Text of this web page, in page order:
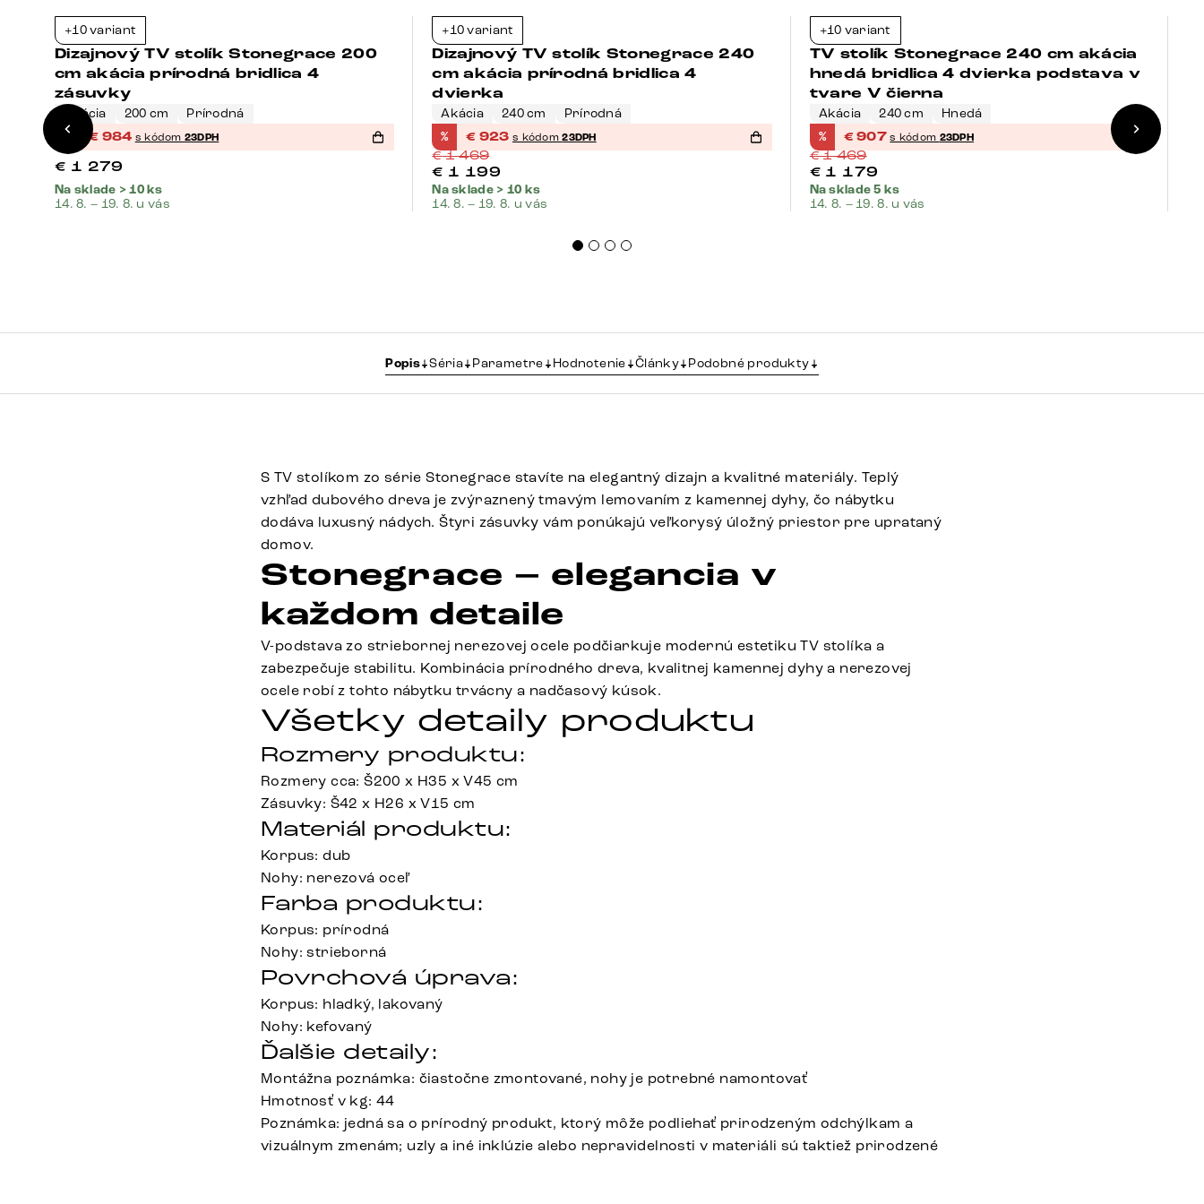
+10 variant
Dizajnový TV stolík Stonegrace 200
cm akácia prírodná bridlica 4
zásuvky
Akácia 200 cm Prírodná
% € 984 s kódom 23DPH
€ 1 279
Na sklade > 10 ks
14. 8. – 19. 8. u vás
+10 variant
Dizajnový TV stolík Stonegrace 240
cm akácia prírodná bridlica 4
dvierka
Akácia 240 cm Prírodná
% € 923 s kódom23DPH
€1 469
€ 1 199
Na sklade > 10 ks
14. 8. – 19. 8. u vás
+10 variant
TV stolík Stonegrace 240 cm akácia
hnedá bridlica 4 dvierka podstava v
tvare V čierna
Akácia 240 cm Hnedá
% €907 s kódom 23DPH
€1 469
€ 1 179
Na sklade 5 ks
14. 8. – 19. 8. u vás
Popis Séria Parametre Hodnotenie Články Podobné produkty
S TV stolíkom zo série Stonegrace stavíte na elegantný dizajn a kvalitné materiály. Teplý
vzhľad dubového dreva je zvýraznený tmavým lemovaním z kamennej dyhy, čo nábytku
dodáva luxusný nádych. Štyri zásuvky vám ponúkajú veľkorysý úložný priestor pre uprataný
domov.
Stonegrace – elegancia v
každom detaile
V-podstava zo striebornej nerezovej ocele podčiarkuje modernú estetiku TV stolíka a
zabezpečuje stabilitu. Kombinácia prírodného dreva, kvalitnej kamennej dyhy a nerezovej
ocele robí z tohto nábytku trvácny a nadčasový kúsok.
Všetky detaily produktu
Rozmery produktu:
Rozmery cca: Š200 x H35 x V45 cm
Zásuvky: Š42 x H26 x V15 cm
Materiál produktu:
Korpus: dub
Nohy: nerezová oceľ
Farba produktu:
Korpus: prírodná
Nohy: strieborná
Povrchová úprava:
Korpus: hladký, lakovaný
Nohy: kefovaný
Ďalšie detaily:
Montážna poznámka: čiastočne zmontované, nohy je potrebné namontovať
Hmotnosť v kg: 44
Poznámka: jedná sa o prírodný produkt, ktorý môže podliehať prirodzeným odchýlkam a
vizuálnym zmenám; uzly a iné inklúzie alebo nepravidelnosti v materiáli sú taktiež prirodzené